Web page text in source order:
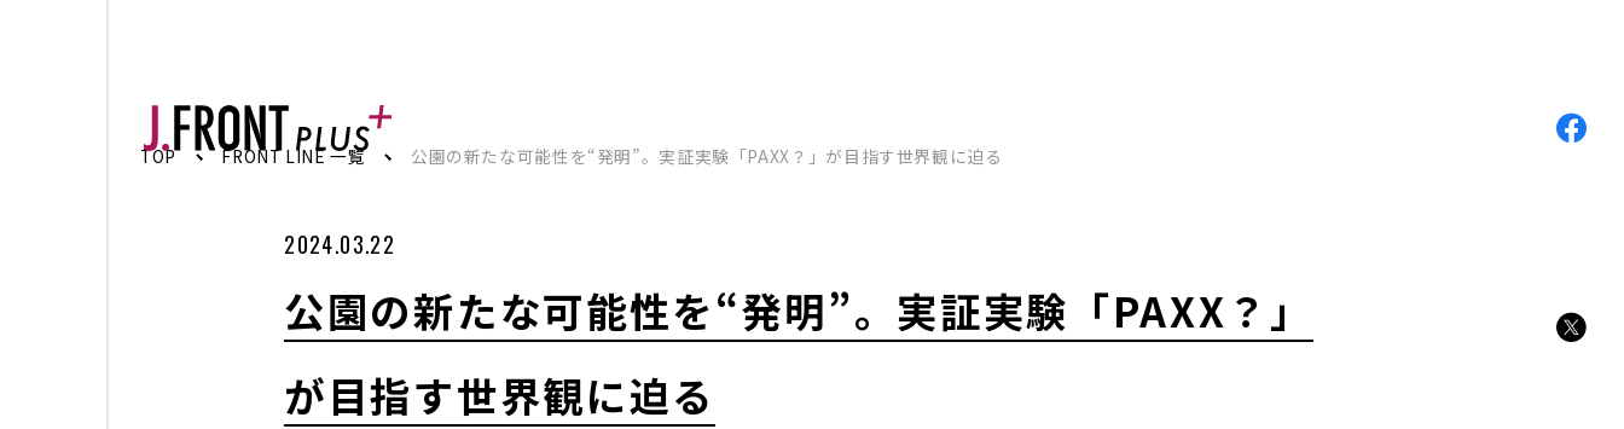
TOP トップページ
FRONT LINE 記事
SPECIAL EDITION
百貨店が街の新しい風景を編んでいく。神戸旧居留地で体現する、共
TOP FRONT LINE 一覧 公園の新たな可能性を“発明”。実証実験「PAXX？」が目指す世界観に迫る
2024.03.22
公園の新たな可能性を“発明”。実証実験「PAXX？」
が目指す世界観に迫る